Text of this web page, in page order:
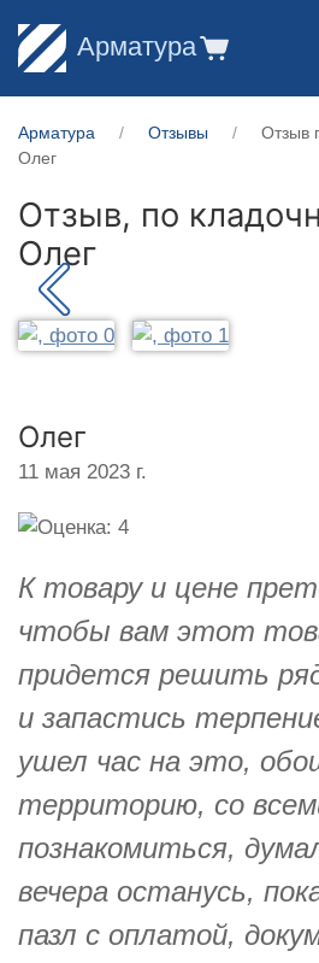
Арматура
Арматура Отзывы
Отзыв
Олег
Отзыв, по
Олег
Олег
11 мая 2023 г.
К товару и цене
чтобы вам этот
придется решить
и запастись
ушел час на это,
территорию, со
познакомиться,
вечера останусь,
пазл с оплатой,